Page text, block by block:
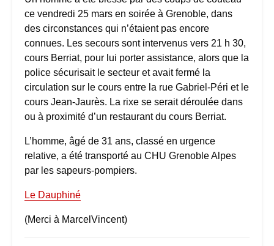
ce vendredi 25 mars en soirée à Grenoble, dans
des circonstances qui n’étaient pas encore
connues. Les secours sont intervenus vers 21 h 30,
cours Berriat, pour lui porter assistance, alors que la
police sécurisait le secteur et avait fermé la
circulation sur le cours entre la rue Gabriel-Péri et le
cours Jean-Jaurès. La rixe se serait déroulée dans
ou à proximité d’un restaurant du cours Berriat.
L’homme, âgé de 31 ans, classé en urgence
relative, a été transporté au CHU Grenoble Alpes
par les sapeurs-pompiers.
Le Dauphiné
(Merci à MarcelVincent)